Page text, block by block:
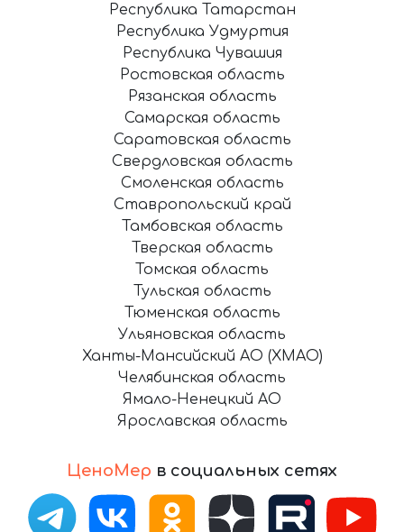
ЦеноМер в социальных сетях
Республика Татарстан
Республика Удмуртия
Республика Чувашия
Ростовская область
Рязанская область
Самарская область
Саратовская область
Свердловская область
Смоленская область
Ставропольский край
Тамбовская область
Тверская область
Томская область
Тульская область
Тюменская область
Ульяновская область
Ханты-Мансийский АО (ХМАО)
Челябинская область
Ямало-Ненецкий АО
Ярославская область